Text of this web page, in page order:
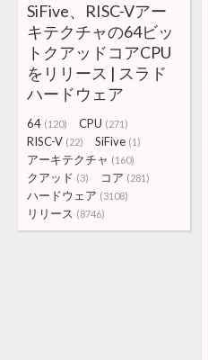
SiFive、RISC-Vアー
キテクチャの64ビッ
トクアッドコアCPU
をリリース | スラド
ハードウェア
64 (120) CPU (271)
RISC-V (22) SiFive (1)
アーキテクチャ (160)
クアッド (3) コア (281)
ハードウェア (3108)
リリース (8746)